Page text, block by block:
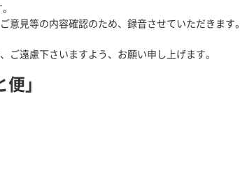
見等の内容確認のため、録音させていただきます。
遠慮下さいますよう、お願い申し上げます。
」